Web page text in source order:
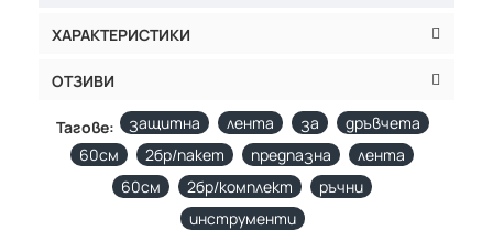
ХАРАКТЕРИСТИКИ
ОТЗИВИ
Тагове: защитна лента за
дръвчета
60см
2бр/пакет предпазна
лента
60см
2бр/комплект
ръчни
инструменти